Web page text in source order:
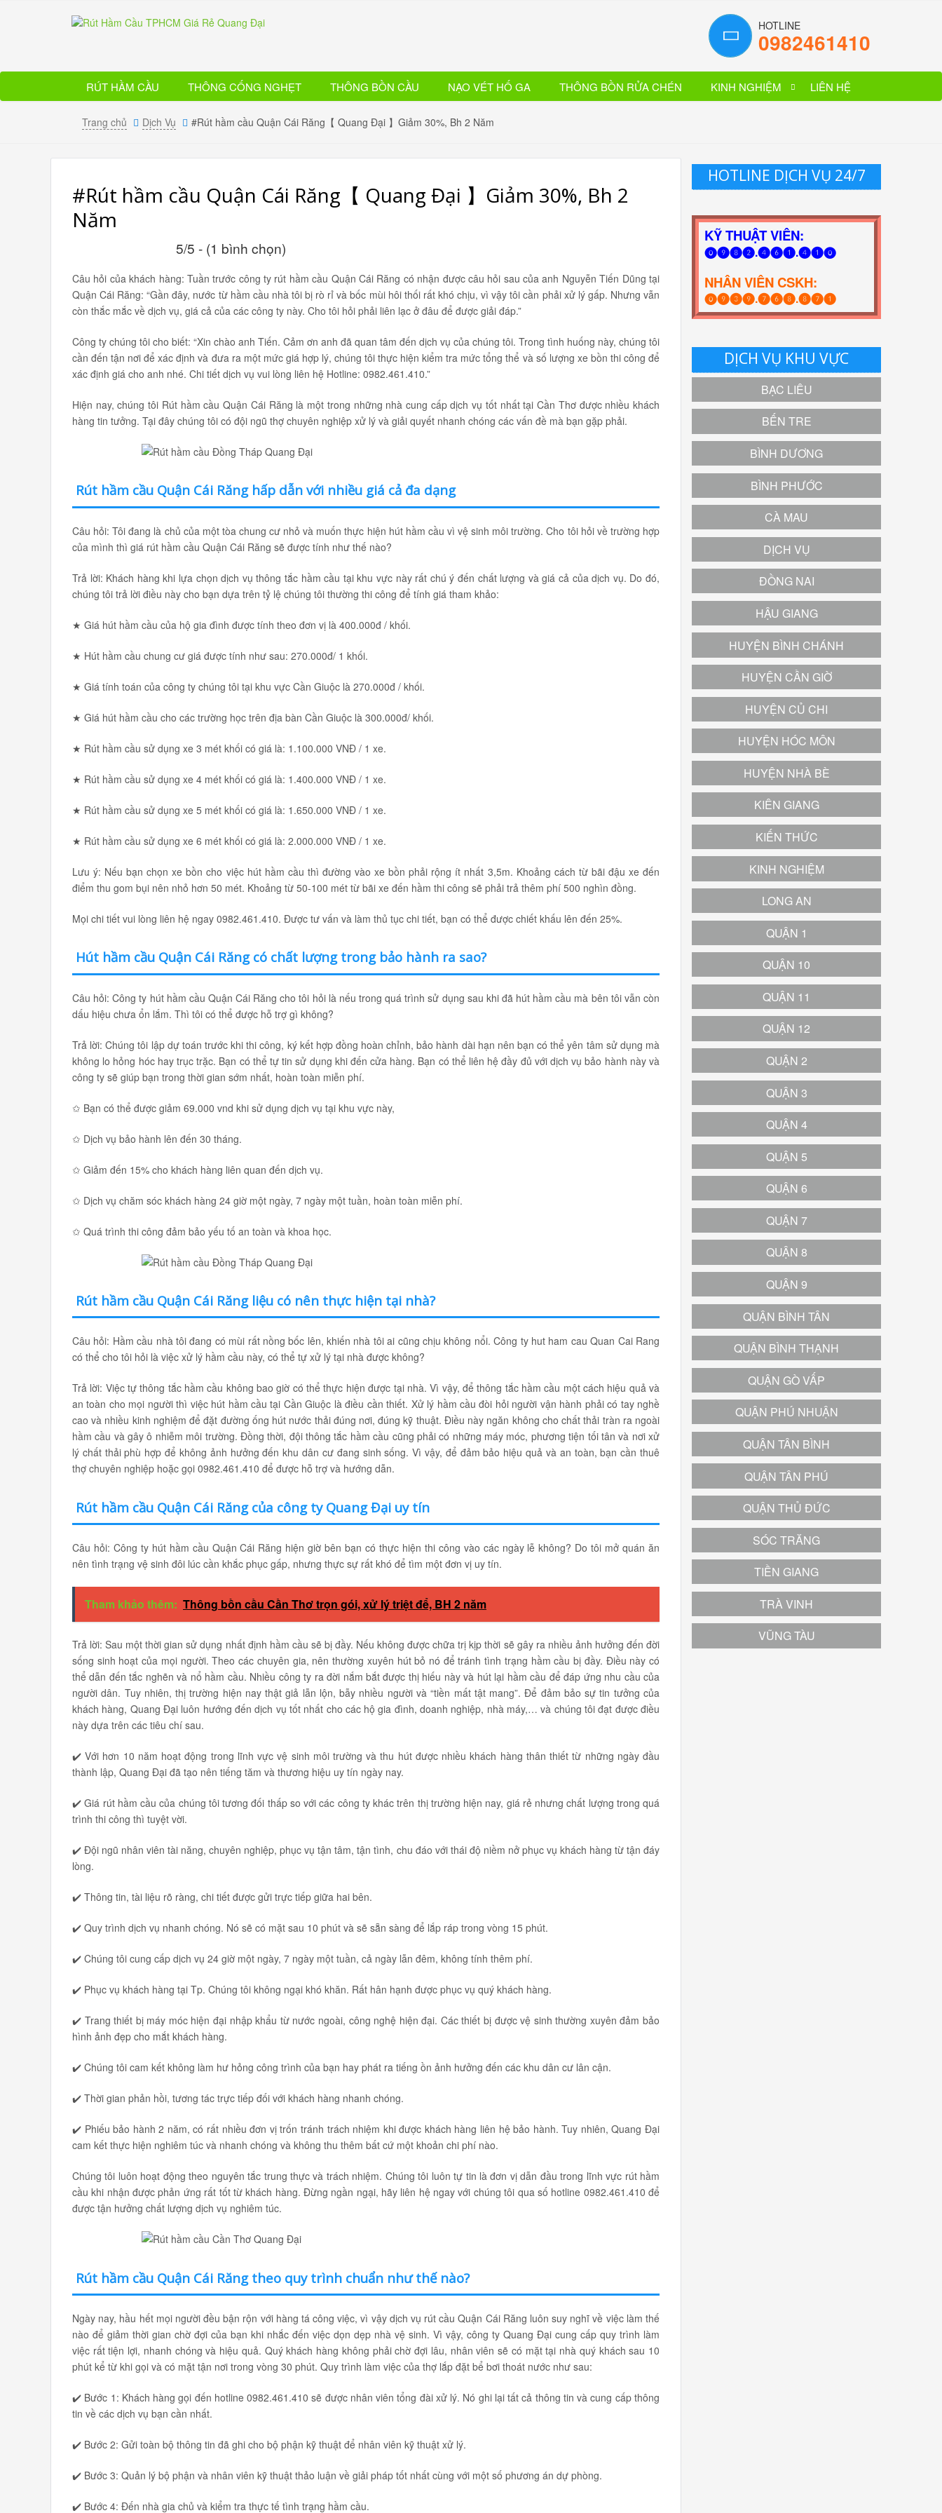
HOTLINE
0982461410
RÚT HẦM CẦU THÔNG CỐNG NGHẸT THÔNG BỒN CẦU NẠO VÉT HỐ GA THÔNG BỒN RỬA CHÉN KINH NGHIỆM LIÊN HỆ
Trang chủ Dịch Vụ #Rút hầm cầu Quận Cái Răng【 Quang Đại 】Giảm 30%, Bh 2 Năm
#Rút hầm cầu Quận Cái Răng【 Quang Đại 】Giảm 30%, Bh 2
Năm
5/5 - (1 bình chọn)
Câu hỏi của khách hàng: Tuần trước công ty rút hầm cầu Quận Cái Răng có nhận được câu hỏi sau của anh Nguyễn Tiến Dũng tại
Quận Cái Răng: “Gần đây, nước từ hầm cầu nhà tôi bị rò rỉ và bốc mùi hôi thối rất khó chịu, vì vậy tôi cần phải xử lý gấp. Nhưng vẫn
còn thắc mắc về dịch vụ, giá cả của các công ty này. Cho tôi hỏi phải liên lạc ở đâu để được giải đáp.”
Công ty chúng tôi cho biết: “Xin chào anh Tiến. Cảm ơn anh đã quan tâm đến dịch vụ của chúng tôi. Trong tình huống này, chúng tôi
cần đến tận nơi để xác định và đưa ra một mức giá hợp lý, chúng tôi thực hiện kiểm tra mức tổng thể và số lượng xe bồn thi công để
xác định giá cho anh nhé. Chi tiết dịch vụ vui lòng liên hệ Hotline: 0982.461.410.”
Hiện nay, chúng tôi Rút hầm cầu Quận Cái Răng là một trong những nhà cung cấp dịch vụ tốt nhất tại Cần Thơ được nhiều khách
hàng tin tưởng. Tại đây chúng tôi có đội ngũ thợ chuyên nghiệp xử lý và giải quyết nhanh chóng các vấn đề mà bạn gặp phải.
Rút hầm cầu Quận Cái Răng hấp dẫn với nhiều giá cả đa dạng
Câu hỏi: Tôi đang là chủ của một tòa chung cư nhỏ và muốn thực hiện hút hầm cầu vì vệ sinh môi trường. Cho tôi hỏi về trường hợp
của mình thì giá rút hầm cầu Quận Cái Răng sẽ được tính như thế nào?
Trả lời: Khách hàng khi lựa chọn dịch vụ thông tắc hầm cầu tại khu vực này rất chú ý đến chất lượng và giá cả của dịch vụ. Do đó,
chúng tôi trả lời điều này cho bạn dựa trên tỷ lệ chúng tôi thường thi công để tính giá tham khảo:
★ Giá hút hầm cầu của hộ gia đình được tính theo đơn vị là 400.000đ / khối.
★ Hút hầm cầu chung cư giá được tính như sau: 270.000đ/ 1 khối.
★ Giá tính toán của công ty chúng tôi tại khu vực Cần Giuộc là 270.000đ / khối.
★ Giá hút hầm cầu cho các trường học trên địa bàn Cần Giuộc là 300.000đ/ khối.
★ Rút hầm cầu sử dụng xe 3 mét khối có giá là: 1.100.000 VNĐ / 1 xe.
★ Rút hầm cầu sử dụng xe 4 mét khối có giá là: 1.400.000 VNĐ / 1 xe.
★ Rút hầm cầu sử dụng xe 5 mét khối có giá là: 1.650.000 VNĐ / 1 xe.
★ Rút hầm cầu sử dụng xe 6 mét khối có giá là: 2.000.000 VNĐ / 1 xe.
Lưu ý: Nếu bạn chọn xe bồn cho việc hút hầm cầu thì đường vào xe bồn phải rộng ít nhất 3,5m. Khoảng cách từ bãi đậu xe đến
điểm thu gom bụi nên nhỏ hơn 50 mét. Khoảng từ 50-100 mét từ bãi xe đến hầm thi công sẽ phải trả thêm phí 500 nghìn đồng.
Mọi chi tiết vui lòng liên hệ ngay 0982.461.410. Được tư vấn và làm thủ tục chi tiết, bạn có thể được chiết khấu lên đến 25%.
Hút hầm cầu Quận Cái Răng có chất lượng trong bảo hành ra sao?
Câu hỏi: Công ty hút hầm cầu Quận Cái Răng cho tôi hỏi là nếu trong quá trình sử dụng sau khi đã hút hầm cầu mà bên tôi vẫn còn
dấu hiệu chưa ổn lắm. Thì tôi có thể được hỗ trợ gì không?
Trả lời: Chúng tôi lập dự toán trước khi thi công, ký kết hợp đồng hoàn chỉnh, bảo hành dài hạn nên bạn có thể yên tâm sử dụng mà
không lo hỏng hóc hay trục trặc. Bạn có thể tự tin sử dụng khi đến cửa hàng. Bạn có thể liên hệ đầy đủ với dịch vụ bảo hành này và
công ty sẽ giúp bạn trong thời gian sớm nhất, hoàn toàn miễn phí.
✩ Bạn có thể được giảm 69.000 vnd khi sử dụng dịch vụ tại khu vực này,
✩ Dịch vụ bảo hành lên đến 30 tháng.
✩ Giảm đến 15% cho khách hàng liên quan đến dịch vụ.
✩ Dịch vụ chăm sóc khách hàng 24 giờ một ngày, 7 ngày một tuần, hoàn toàn miễn phí.
✩ Quá trình thi công đảm bảo yếu tố an toàn và khoa học.
Rút hầm cầu Quận Cái Răng liệu có nên thực hiện tại nhà?
Câu hỏi: Hầm cầu nhà tôi đang có mùi rất nồng bốc lên, khiến nhà tôi ai cũng chịu không nổi. Công ty hut ham cau Quan Cai Rang
có thể cho tôi hỏi là việc xử lý hầm cầu này, có thể tự xử lý tại nhà được không?
Trả lời: Việc tự thông tắc hầm cầu không bao giờ có thể thực hiện được tại nhà. Vì vậy, để thông tắc hầm cầu một cách hiệu quả và
an toàn cho mọi người thì việc hút hầm cầu tại Cần Giuộc là điều cần thiết. Xử lý hầm cầu đòi hỏi người vận hành phải có tay nghề
cao và nhiều kinh nghiệm để đặt đường ống hút nước thải đúng nơi, đúng kỹ thuật. Điều này ngăn không cho chất thải tràn ra ngoài
hầm cầu và gây ô nhiễm môi trường. Đồng thời, đội thông tắc hầm cầu cũng phải có những máy móc, phương tiện tối tân và nơi xử
lý chất thải phù hợp để không ảnh hưởng đến khu dân cư đang sinh sống. Vì vậy, để đảm bảo hiệu quả và an toàn, bạn cần thuê
thợ chuyên nghiệp hoặc gọi 0982.461.410 để được hỗ trợ và hướng dẫn.
Rút hầm cầu Quận Cái Răng của công ty Quang Đại uy tín
Câu hỏi: Công ty hút hầm cầu Quận Cái Răng hiện giờ bên bạn có thực hiện thi công vào các ngày lễ không? Do tôi mở quán ăn
nên tình trạng vệ sinh đôi lúc cần khắc phục gấp, nhưng thực sự rất khó để tìm một đơn vị uy tín.
Tham khảo thêm: Thông bồn cầu Cần Thơ trọn gói, xử lý triệt để, BH 2 năm
Trả lời: Sau một thời gian sử dụng nhất định hầm cầu sẽ bị đầy. Nếu không được chữa trị kịp thời sẽ gây ra nhiều ảnh hưởng đến đời
sống sinh hoạt của mọi người. Theo các chuyên gia, nên thường xuyên hút bỏ nó để tránh tình trạng hầm cầu bị đầy. Điều này có
thể dẫn đến tắc nghẽn và nổ hầm cầu. Nhiều công ty ra đời nắm bắt được thị hiếu này và hút lại hầm cầu để đáp ứng nhu cầu của
người dân. Tuy nhiên, thị trường hiện nay thật giả lẫn lộn, bẫy nhiều người và “tiền mất tật mang”. Để đảm bảo sự tin tưởng của
khách hàng, Quang Đại luôn hướng đến dịch vụ tốt nhất cho các hộ gia đình, doanh nghiệp, nhà máy,… và chúng tôi đạt được điều
này dựa trên các tiêu chí sau.
✔️ Với hơn 10 năm hoạt động trong lĩnh vực vệ sinh môi trường và thu hút được nhiều khách hàng thân thiết từ những ngày đầu
thành lập, Quang Đại đã tạo nên tiếng tăm và thương hiệu uy tín ngày nay.
✔️ Giá rút hầm cầu của chúng tôi tương đối thấp so với các công ty khác trên thị trường hiện nay, giá rẻ nhưng chất lượng trong quá
trình thi công thì tuyệt vời.
✔️ Đội ngũ nhân viên tài năng, chuyên nghiệp, phục vụ tận tâm, tận tình, chu đáo với thái độ niềm nở phục vụ khách hàng từ tận đáy
lòng.
✔️ Thông tin, tài liệu rõ ràng, chi tiết được gửi trực tiếp giữa hai bên.
✔️ Quy trình dịch vụ nhanh chóng. Nó sẽ có mặt sau 10 phút và sẽ sẵn sàng để lắp ráp trong vòng 15 phút.
✔️ Chúng tôi cung cấp dịch vụ 24 giờ một ngày, 7 ngày một tuần, cả ngày lẫn đêm, không tính thêm phí.
✔️ Phục vụ khách hàng tại Tp. Chúng tôi không ngại khó khăn. Rất hân hạnh được phục vụ quý khách hàng.
✔️ Trang thiết bị máy móc hiện đại nhập khẩu từ nước ngoài, công nghệ hiện đại. Các thiết bị được vệ sinh thường xuyên đảm bảo
hình ảnh đẹp cho mắt khách hàng.
✔️ Chúng tôi cam kết không làm hư hỏng công trình của bạn hay phát ra tiếng ồn ảnh hưởng đến các khu dân cư lân cận.
✔️ Thời gian phản hồi, tương tác trực tiếp đối với khách hàng nhanh chóng.
✔️ Phiếu bảo hành 2 năm, có rất nhiều đơn vị trốn tránh trách nhiệm khi được khách hàng liên hệ bảo hành. Tuy nhiên, Quang Đại
cam kết thực hiện nghiêm túc và nhanh chóng và không thu thêm bất cứ một khoản chi phí nào.
Chúng tôi luôn hoạt động theo nguyên tắc trung thực và trách nhiệm. Chúng tôi luôn tự tin là đơn vị dẫn đầu trong lĩnh vực rút hầm
cầu khi nhận được phản ứng rất tốt từ khách hàng. Đừng ngần ngại, hãy liên hệ ngay với chúng tôi qua số hotline 0982.461.410 để
được tận hưởng chất lượng dịch vụ nghiêm túc.
Rút hầm cầu Quận Cái Răng theo quy trình chuẩn như thế nào?
Ngày nay, hầu hết mọi người đều bận rộn với hàng tá công việc, vì vậy dịch vụ rút cầu Quận Cái Răng luôn suy nghĩ về việc làm thế
nào để giảm thời gian chờ đợi của bạn khi nhắc đến việc dọn dẹp nhà vệ sinh. Vì vậy, công ty Quang Đại cung cấp quy trình làm
việc rất tiện lợi, nhanh chóng và hiệu quả. Quý khách hàng không phải chờ đợi lâu, nhân viên sẽ có mặt tại nhà quý khách sau 10
phút kể từ khi gọi và có mặt tận nơi trong vòng 30 phút. Quy trình làm việc của thợ lắp đặt bể bơi thoát nước như sau:
✔️ Bước 1: Khách hàng gọi đến hotline 0982.461.410 sẽ được nhân viên tổng đài xử lý. Nó ghi lại tất cả thông tin và cung cấp thông
tin về các dịch vụ bạn cần nhất.
✔️ Bước 2: Gửi toàn bộ thông tin đã ghi cho bộ phận kỹ thuật để nhân viên kỹ thuật xử lý.
✔️ Bước 3: Quản lý bộ phận và nhân viên kỹ thuật thảo luận về giải pháp tốt nhất cùng với một số phương án dự phòng.
✔️ Bước 4: Đến nhà gia chủ và kiểm tra thực tế tình trạng hầm cầu.
HOTLINE DỊCH VỤ 24/7
KỸ THUẬT VIÊN:
⓿❾❽❷.❹❻❶.❹❶⓿
NHÂN VIÊN CSKH:
⓿❾❸❾.❼❻❽.❽❼❶
DỊCH VỤ KHU VỰC
BẠC LIÊU
BẾN TRE
BÌNH DƯƠNG
BÌNH PHƯỚC
CÀ MAU
DỊCH VỤ
ĐỒNG NAI
HẬU GIANG
HUYỆN BÌNH CHÁNH
HUYỆN CẦN GIỜ
HUYỆN CỦ CHI
HUYỆN HÓC MÔN
HUYỆN NHÀ BÈ
KIÊN GIANG
KIẾN THỨC
KINH NGHIỆM
LONG AN
QUẬN 1
QUẬN 10
QUẬN 11
QUẬN 12
QUẬN 2
QUẬN 3
QUẬN 4
QUẬN 5
QUẬN 6
QUẬN 7
QUẬN 8
QUẬN 9
QUẬN BÌNH TÂN
QUẬN BÌNH THẠNH
QUẬN GÒ VẤP
QUẬN PHÚ NHUẬN
QUẬN TÂN BÌNH
QUẬN TÂN PHÚ
QUẬN THỦ ĐỨC
SÓC TRĂNG
TIỀN GIANG
TRÀ VINH
VŨNG TÀU